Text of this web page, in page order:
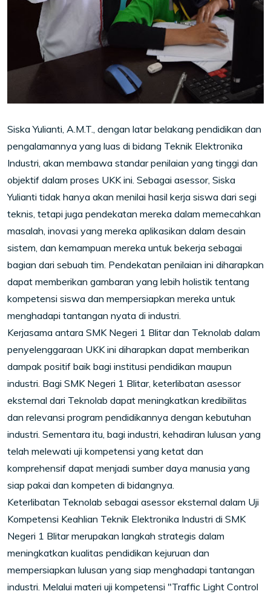
Siska Yulianti, A.M.T., dengan latar belakang pendidikan dan
pengalamannya yang luas di bidang Teknik Elektronika
Industri, akan membawa standar penilaian yang tinggi dan
objektif dalam proses UKK ini. Sebagai asessor, Siska
Yulianti tidak hanya akan menilai hasil kerja siswa dari segi
teknis, tetapi juga pendekatan mereka dalam memecahkan
masalah, inovasi yang mereka aplikasikan dalam desain
sistem, dan kemampuan mereka untuk bekerja sebagai
bagian dari sebuah tim. Pendekatan penilaian ini diharapkan
dapat memberikan gambaran yang lebih holistik tentang
kompetensi siswa dan mempersiapkan mereka untuk
menghadapi tantangan nyata di industri.
Kerjasama antara SMK Negeri 1 Blitar dan Teknolab dalam
penyelenggaraan UKK ini diharapkan dapat memberikan
dampak positif baik bagi institusi pendidikan maupun
industri. Bagi SMK Negeri 1 Blitar, keterlibatan asessor
eksternal dari Teknolab dapat meningkatkan kredibilitas
dan relevansi program pendidikannya dengan kebutuhan
industri. Sementara itu, bagi industri, kehadiran lulusan yang
telah melewati uji kompetensi yang ketat dan
komprehensif dapat menjadi sumber daya manusia yang
siap pakai dan kompeten di bidangnya.
Keterlibatan Teknolab sebagai asessor eksternal dalam Uji
Kompetensi Keahlian Teknik Elektronika Industri di SMK
Negeri 1 Blitar merupakan langkah strategis dalam
meningkatkan kualitas pendidikan kejuruan dan
mempersiapkan lulusan yang siap menghadapi tantangan
industri. Melalui materi uji kompetensi "Traffic Light Control